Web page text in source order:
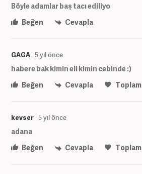
Böyle adamlar baş tacı ediliyo
Beğen
Cevapla
GAGA 5 yıl önce
habere bak kimin eli kimin cebinde :)
Beğen
Cevapla Toplam
kevser 5 yıl önce
adana
Beğen
Cevapla Toplam